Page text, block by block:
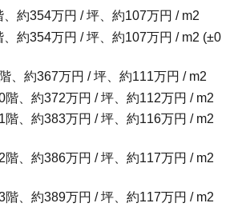
約354万円 / 坪、約107万円 / m2
約354万円 / 坪、約107万円 / m2 (±0
、約367万円 / 坪、約111万円 / m2
階、約372万円 / 坪、約112万円 / m2
階、約383万円 / 坪、約116万円 / m2
階、約386万円 / 坪、約117万円 / m2
階、約389万円 / 坪、約117万円 / m2